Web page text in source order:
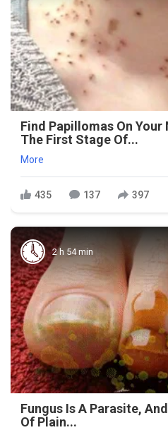
Find Papillomas On
The First Stage Of...
More
435 137 397
2 h 54 min
Fungus Is A Parasite,
Of Plain...